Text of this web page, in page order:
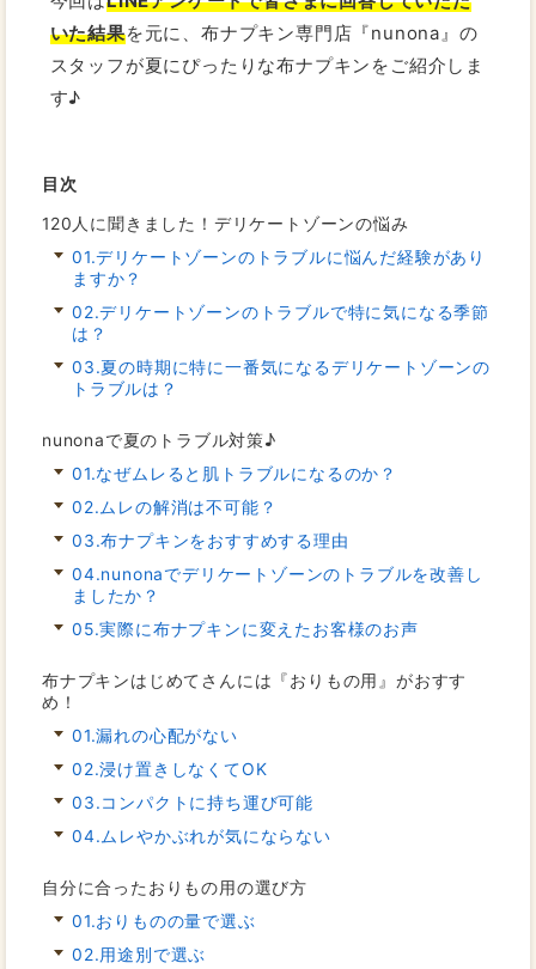
いた結果を元に、布ナプキン専門店『nunona』の
スタッフが夏にぴったりな布ナプキンをご紹介しま
す♪
目次
120人に聞きました！デリケートゾーンの悩み
01.デリケートゾーンのトラブルに悩んだ経験があり
ますか？
02.デリケートゾーンのトラブルで特に気になる季節
は？
03.夏の時期に特に一番気になるデリケートゾーンの
トラブルは？
nunonaで夏のトラブル対策♪
01.なぜムレると肌トラブルになるのか？
02.ムレの解消は不可能？
03.布ナプキンをおすすめする理由
04.nunonaでデリケートゾーンのトラブルを改善し
ましたか？
05.実際に布ナプキンに変えたお客様のお声
布ナプキンはじめてさんには『おりもの用』がおすす
め！
01.漏れの心配がない
02.浸け置きしなくてOK
03.コンパクトに持ち運び可能
04.ムレやかぶれが気にならない
自分に合ったおりもの用の選び方
01.おりものの量で選ぶ
02.用途別で選ぶ